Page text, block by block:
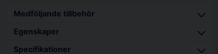
Medföljande tillbehör
Sågklinga
Dammpåse
Egenskaper
Specifikationer